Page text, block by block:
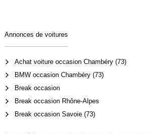
Annonces de voitures
Achat voiture occasion Chambéry (73)
BMW occasion Chambéry (73)
Break occasion
Break occasion Rhône-Alpes
Break occasion Savoie (73)